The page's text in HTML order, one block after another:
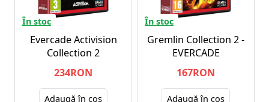
În stoc
Evercade Activision
Collection 2
234RON
Adaugă în coş
În stoc
Gremlin Collection 2 -
EVERCADE
167RON
Adaugă în coş